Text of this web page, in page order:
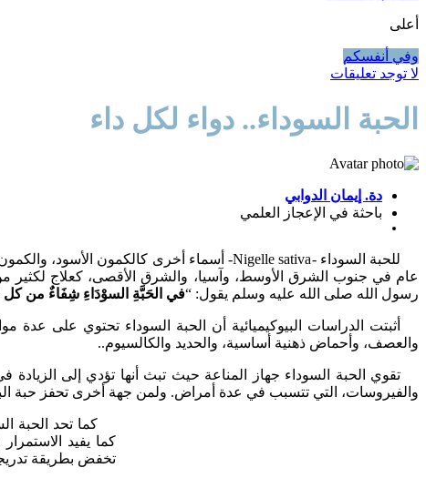
أعلى
وفي أنفسكم
لا توجد تعليقات
الحبة السوداء.. دواء لكل داء
دة. إيمان الدوابي
باحثة في الإعجاز العلمي
عام في جنوب الشرق الأوسط، وآسيا، والشرق الأقصى، كعلاج لكثير
رسول الله صلى الله عليه وسلم يقول: “في الحَبَّةِ السوْدَاءِ شِفَاءٌ من كل
والعصف، وأحماض ذهنية أساسية، والحديد والكالسيوم..
والفيروسات، التي تتسبب في عدة أمراض. ولمن جهة أخرى تحفز حبة
تخفض بطريقة